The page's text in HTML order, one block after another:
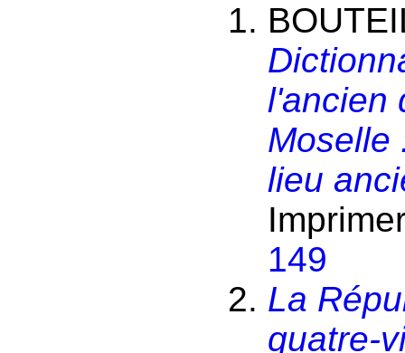
l'ancien
Moselle
lieu
149
La
quatre-